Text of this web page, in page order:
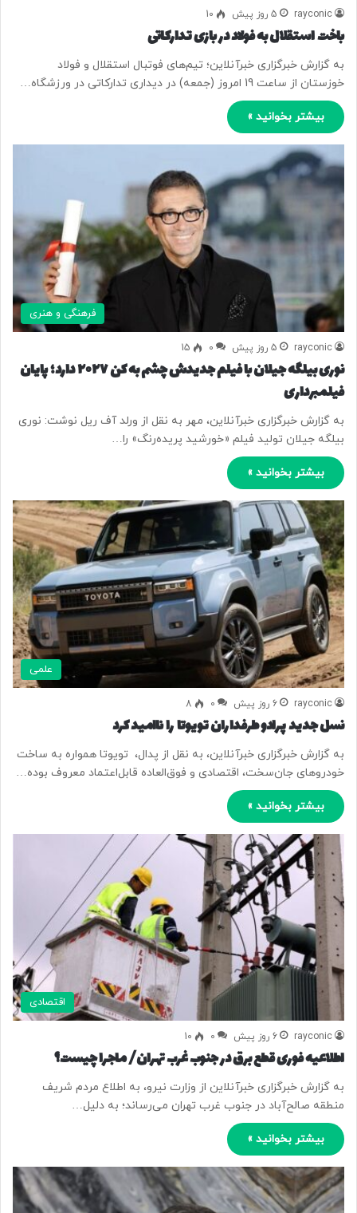
rayconic 5 روز پیش 10
باخت استقلال به فولاد در بازی تدارکاتی
به گزارش خبرگزاری خبرآنلاین؛ تیم‌های فوتبال استقلال و فولاد
خوزستان از ساعت 19 امروز (جمعه) در دیداری تدارکاتی در ورزشگاه…
بیشتر بخوانید »
فرهنگی و هنری
rayconic 5 روز پیش 0
15
نوری بیلگه جیلان با فیلم جدیدش چشم به کن ۲۰۲۷ دارد؛ پایان
فیلمبرداری
به گزارش خبرگزاری خبرآنلاین، مهر به نقل از ورلد آف ریل نوشت: نوری
بیلگه جیلان تولید فیلم «خورشید پریده‌رنگ» را…
بیشتر بخوانید »
علمی
rayconic 6 روز پیش 0
8
نسل جدید پرادو طرفداران تویوتا را ناامید کرد
به گزارش خبرگزاری خبرآنلاین، به نقل از پدال، تویوتا همواره به ساخت
خودروهای جان‌سخت، اقتصادی و فوق‌العاده قابل‌اعتماد معروف بوده…
بیشتر بخوانید »
اقتصادی
rayconic 6 روز پیش 0
10
اطلاعیه فوری قطع برق در جنوب غرب تهران/ ماجرا چیست؟
به گزارش خبرگزاری خبرآنلاین از وزارت نیرو، به اطلاع مردم شریف
منطقه صالح‌آباد در جنوب غرب تهران می‌رساند؛ به دلیل…
بیشتر بخوانید »